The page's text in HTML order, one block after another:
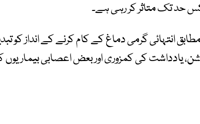
تک متاثر کر رہی ہے۔
انتہائی گرمی دماغ کے کام کرنے کے انداز کو
یادداشت کی کمزوری اور بعض اعصابی